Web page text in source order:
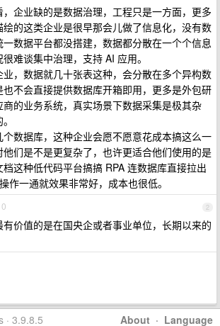
，企业缺的是数据治理，工程只是一方面，更多
绘的这类企业是很早那会儿做了信息化，没有数
一数据平台都没搭建，数据都分散在一个个信息
难谈集中治理，支持 AI 应用。
，数据就几十张表这种，会分散在多个异构数
不会直接提供数据库开箱即用，更多是外包研
商的业务系统，真实场景下数据采集是极其杂
数据库，这种企业会愿不愿意花成本搞这么一
们是不是更复杂了，也许更适合他们使用的是
这种低代码平台搞搞 RPA 连数据库直接拉出
作一通就效果非常好，成本也很低。
2
价值的是在国央企或者事业单位，长期以来的
About · Language
· 3.9.8.5